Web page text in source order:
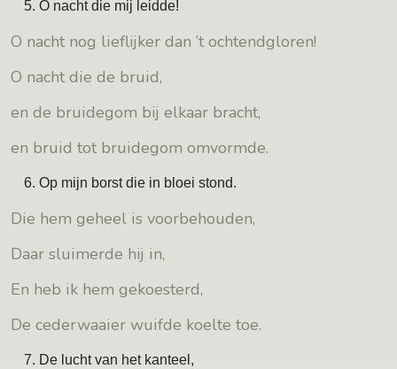
O nacht die mij leidde!
O nacht nog lieflijker dan ’t ochtendgloren!
O nacht die de bruid,
en de bruidegom bij elkaar bracht,
en bruid tot bruidegom omvormde.
Op mijn borst die in bloei stond.
Die hem geheel is voorbehouden,
Daar sluimerde hij in,
En heb ik hem gekoesterd,
De cederwaaier wuifde koelte toe.
De lucht van het kanteel,